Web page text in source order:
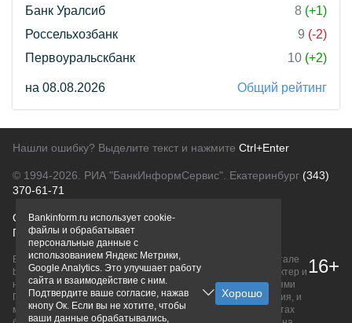
Банк Уралсиб
8 (+1)
Россельхозбанк
9 (-2)
Первоуральскбанк
10 (+2)
на 08.08.2026 Общий рейтинг
Нашли ошибку? Выделите текст и нажмите Ctrl+Enter
© 1994-2026. РИА "БанкИнформСервис". Екатеринбург (343)
370-61-71
О проектеПолитика конфиденциальности
Правовая информацияДля рекламодателей
Вся информация о продуктах банков, размещенная на портале
bankinform.ru, носит исключительно ознакомительный характер и
не является публичной офертой, определяемой положениями
ГК РФ. Информация не содержит точного и полного описания, и
может быть изменена. Конечные условия уточняйте на сайтах
16+
Bankinform.ru использует cookie-
файлы и обрабатывает
персональные данные с
использованием Яндекс Метрики,
Google Analytics. Это улучшает работу
сайта и взаимодействие с ним.
Подтвердите ваше согласие, нажав
кнопу Ок. Если вы не хотите, чтобы
ваши данные обрабатывались,